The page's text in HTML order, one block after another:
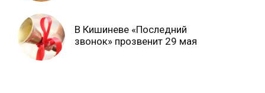
В Кишиневе «Последний
звонок» прозвенит 29 мая